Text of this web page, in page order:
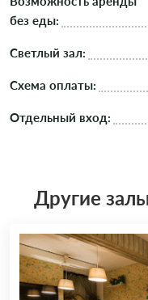
без еды:
Светлый зал:
Схема оплаты:
Отдельный вход:
Другие